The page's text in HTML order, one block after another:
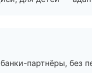
партнёры, без